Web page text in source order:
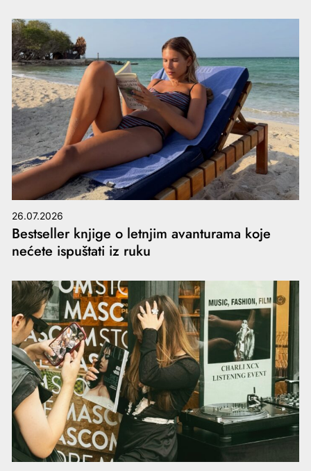
26.07.2026
Bestseller knjige o letnjim avanturama koje
nećete ispuštati iz ruku